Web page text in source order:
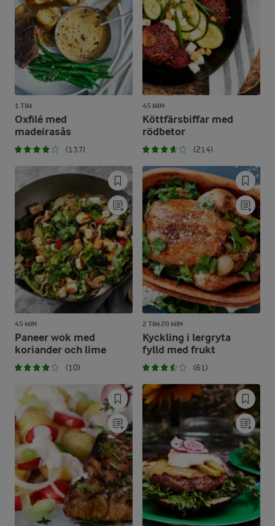
1 TIM
Oxfilé med
madeirasås
(137)
45 MIN
Köttfärsbiffar med
rödbetor
(214)
45 MIN
Paneer wok med
koriander och lime
(10)
2 TIM 20 MIN
Kyckling i lergryta
fylld med frukt
(61)